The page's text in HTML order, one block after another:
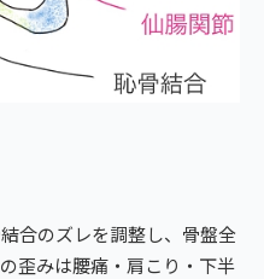
合のズレを調整し、骨盤全
歪みは腰痛・肩こり・下半